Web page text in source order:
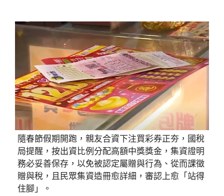
隨春節假期開跑，親友合資下注買彩券正夯，國稅
局提醒，按出資比例分配高額中獎獎金，集資證明
務必妥善保存，以免被認定屬贈與行為、從而課徵
贈與稅，且民眾集資造冊愈詳細，審認上愈「站得
住腳」。